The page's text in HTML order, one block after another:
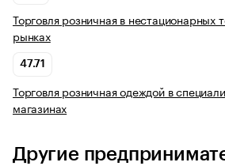
Торговля розничная в нестационарных
рынках
47.71
Торговля розничная одеждой в
магазинах
Другие